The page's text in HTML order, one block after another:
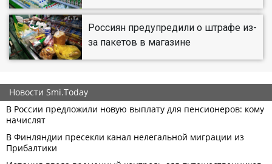
Россиян предупредили о штрафе из-
за пакетов в магазине